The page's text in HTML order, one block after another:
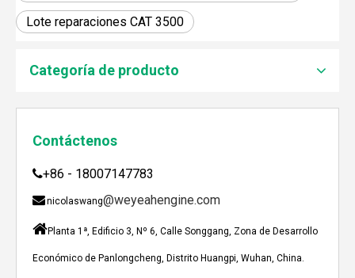
Lote reparaciones CAT 3500
Categoría de producto
Contáctenos
+86 - 18007147783
nicolaswang@weyeahengine.com
Planta 1ª, Edificio 3, Nº 6, Calle Songgang, Zona de Desarrollo
Económico de Panlongcheng, Distrito Huangpi, Wuhan, China.